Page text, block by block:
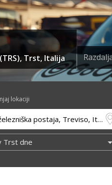
Trst, Italija
lokaciji